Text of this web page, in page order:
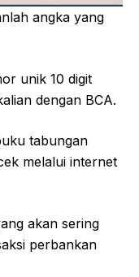
angka yang
unik 10 digit
dengan BCA.
tabungan
melalui internet
akan sering
perbankan